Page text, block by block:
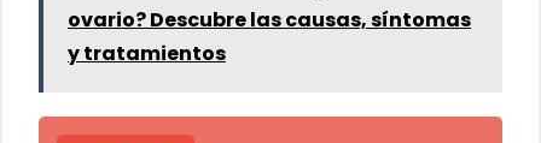
ovario? Descubre las causas, síntomas
y tratamientos